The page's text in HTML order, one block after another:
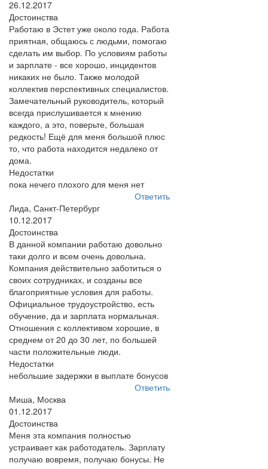
26.12.2017
Достоинства
Работаю в Эстет уже около года. Работа
приятная, общаюсь с людьми, помогаю
сделать им выбор. По условиям работы
и зарплате - все хорошо, инцидентов
никаких не было. Также молодой
коллектив перспективных специалистов.
Замечательный руководитель, который
всегда прислушивается к мнению
каждого, а это, поверьте, большая
редкость! Ещё для меня большой плюс
то, что работа находится недалеко от
дома.
Недостатки
пока нечего плохого для меня нет
Ответить
Лида, Санкт-Петербург
10.12.2017
Достоинства
В данной компании работаю довольно
таки долго и всем очень довольна.
Компания действительно заботиться о
своих сотрудниках, и созданы все
благоприятные условия для работы.
Официальное трудоустройство, есть
обучение, да и зарплата нормальная.
Отношения с коллективом хорошие, в
среднем от 20 до 30 лет, по большей
части положительные люди.
Недостатки
небольшие задержки в выплате бонусов
Ответить
Миша, Москва
01.12.2017
Достоинства
Меня эта компания полностью
устраивает как работодатель. Зарплату
получаю вовремя, получаю бонусы. Не